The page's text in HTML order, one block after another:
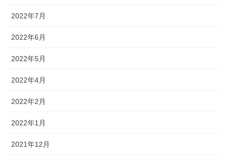
2022年7月
2022年6月
2022年5月
2022年4月
2022年2月
2022年1月
2021年12月